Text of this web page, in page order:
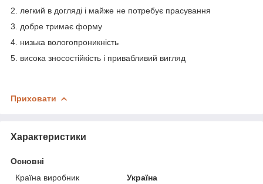
2. легкий в догляді і майже не потребує прасування
3. добре тримає форму
4. низька вологопроникність
5. висока зносостійкість і привабливий вигляд
Приховати
Характеристики
Основні
Країна виробник
Україна